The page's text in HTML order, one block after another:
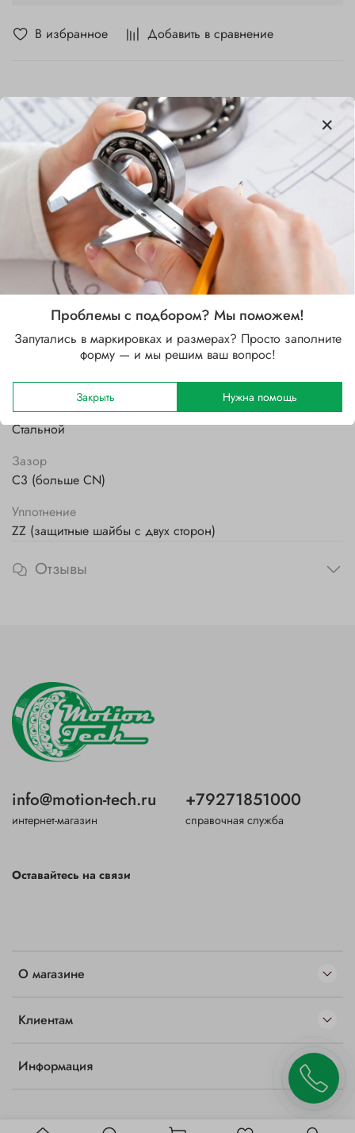
В избранное Добавить в сравнение
Характеристики
Бренд
Внутренний диаметр d, мм
Наружный диаметр D, мм
Ширина B, мм
28
Сепаратор
Стальной
Зазор
C3 (больше CN)
Уплотнение
ZZ (защитные шайбы с двух сторон)
Отзывы
О магазине
Клиентам
Информация
info@motion-tech.ru
интернет-магазин
+79271851000
справочная служба
Оставайтесь на связи
Проблемы с подбором? Мы поможем!
Запутались в маркировках и размерах? Просто заполните
форму — и мы решим ваш вопрос!
Закрыть Нужна помощь